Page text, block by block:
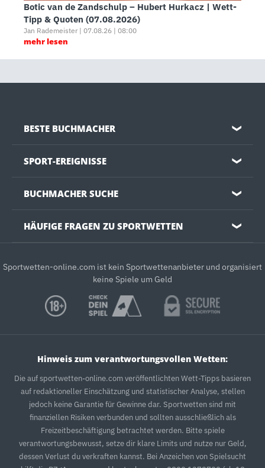
Botic van de Zandschulp – Hubert Hurkacz | Wett-
Tipp & Quoten (07.08.2026)
Jan Rademeister | 07.08.26 | 08:00
mehr lesen
BESTE BUCHMACHER ❯
SPORT-EREIGNISSE ❯
BUCHMACHER SUCHE ❯
HÄUFIGE FRAGEN ZU SPORTWETTEN ❯
Sportwetten-online.com ist kein Sportwettenanbieter und organisiert
keine Spiele um Geld
Hinweis zum verantwortungsvollen Wetten:
Die auf sportwetten-online.com veröffentlichten Wett-Tipps basieren
auf redaktioneller Einschätzung und statistischer Analyse, stellen
jedoch keine Garantie für Gewinne dar. Sportwetten sind mit
finanziellen Risiken verbunden und sollten ausschließlich als
Freizeitbeschäftigung betrachtet werden. Bitte spiele
verantwortungsbewusst, setze dir klare Limits und nutze nur Geld,
dessen Verlust du verkraften kannst. Bei Anzeichen von Spielsucht